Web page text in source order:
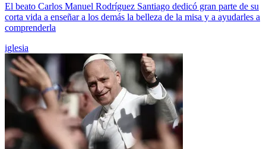
El beato Carlos Manuel Rodríguez Santiago dedicó gran parte de su
corta vida a enseñar a los demás la belleza de la misa y a ayudarles a
comprenderla
iglesia